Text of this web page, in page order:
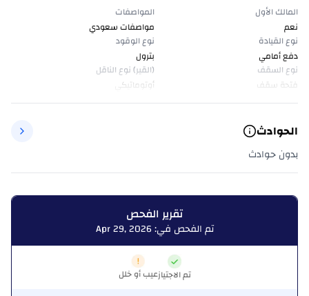
المالك الأول
نعم
المواصفات
مواصفات سعودي
نوع القيادة
دفع أمامي
نوع الوقود
بترول
نوع السقف
فتحة سقف
(القير) نوع الناقل
أوتوماتيكي
الحوادث
بدون حوادث
تقرير الفحص
تم الفحص في: Apr 29, 2026
تم الاجتيازعيب أو خلل